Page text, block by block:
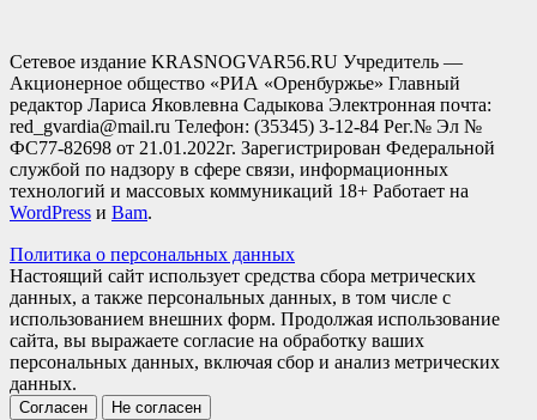
Сетевое издание KRASNOGVAR56.RU Учредитель —
Акционерное общество «РИА «Оренбуржье» Главный
редактор Лариса Яковлевна Садыкова Электронная почта:
red_gvardia@mail.ru Телефон: (35345) 3-12-84 Рег.№ Эл №
ФС77-82698 от 21.01.2022г. Зарегистрирован Федеральной
службой по надзору в сфере связи, информационных
технологий и массовых коммуникаций 18+ Работает на
WordPress и Bam.
Политика о персональных данных
Настоящий сайт использует средства сбора метрических
данных, а также персональных данных, в том числе с
использованием внешних форм. Продолжая использование
сайта, вы выражаете согласие на обработку ваших
персональных данных, включая сбор и анализ метрических
данных.
Согласен Не согласен